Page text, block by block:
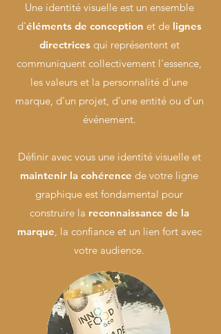
Une identité visuelle est un ensemble
d'éléments de conception et de lignes
directricesqui représentent et
communiquent collectivement l'essence,
les valeurs et la personnalité d'une
marque, d'un projet, d'une entité ou d'un
événement.
Définir avec vous une identité visuelle et
maintenir la cohérence de votre ligne
graphique est fondamental pour
construire la reconnaissance de la
marque, la confiance et un lien fort avec
votre audience.